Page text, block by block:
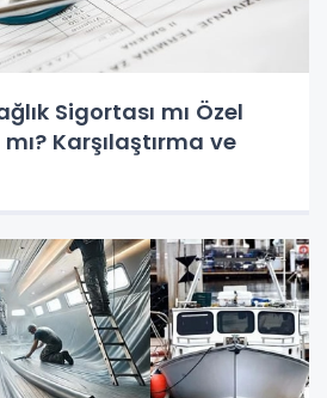
Sigortası mı Özel
Karşılaştırma ve